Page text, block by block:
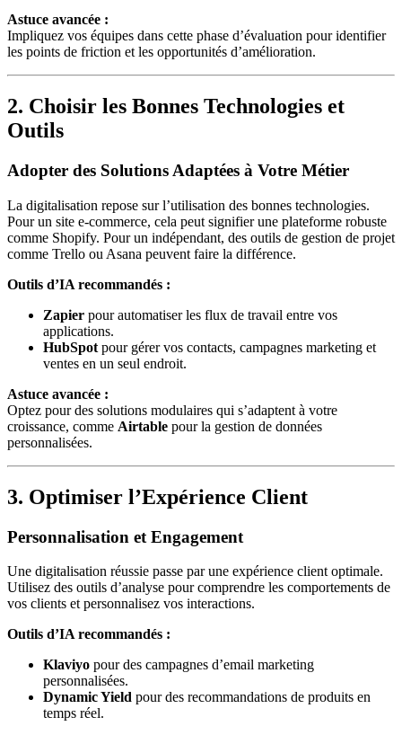
Astuce avancée :
Impliquez vos équipes dans cette phase d’évaluation pour identifier
les points de friction et les opportunités d’amélioration.
2. Choisir les Bonnes Technologies et
Outils
Adopter des Solutions Adaptées à Votre Métier
La digitalisation repose sur l’utilisation des bonnes technologies.
Pour un site e-commerce, cela peut signifier une plateforme robuste
comme Shopify. Pour un indépendant, des outils de gestion de projet
comme Trello ou Asana peuvent faire la différence.
Outils d’IA recommandés :
Zapier pour automatiser les flux de travail entre vos
applications.
HubSpot pour gérer vos contacts, campagnes marketing et
ventes en un seul endroit.
Astuce avancée :
Optez pour des solutions modulaires qui s’adaptent à votre
croissance, comme Airtable pour la gestion de données
personnalisées.
3. Optimiser l’Expérience Client
Personnalisation et Engagement
Une digitalisation réussie passe par une expérience client optimale.
Utilisez des outils d’analyse pour comprendre les comportements de
vos clients et personnalisez vos interactions.
Outils d’IA recommandés :
Klaviyo pour des campagnes d’email marketing
personnalisées.
Dynamic Yield pour des recommandations de produits en
temps réel.